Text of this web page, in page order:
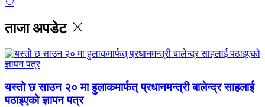
ताजा अपडेट
यस्तो छ साउन २० मा हुलाकमार्फत् प्रधानमन्त्री बालेन्द्र साहलाई
पठाइएको ज्ञापन पत्र